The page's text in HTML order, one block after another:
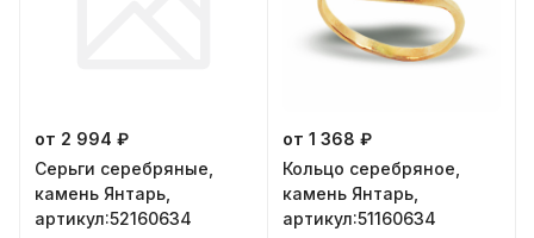
от 2 994 ₽
Серьги серебряные,
камень Янтарь,
артикул:52160634
от 1 368 ₽
Кольцо серебряное,
камень Янтарь,
артикул:51160634